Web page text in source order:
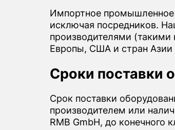
Импортное промышленное
исключая посредников.
производителями
Европы, США и стран Азии
Сроки поставки
Срок поставки
производителем или
RMB GmbH, до конечного